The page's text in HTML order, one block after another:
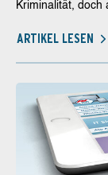
Kriminalität, doch
ARTIKEL LESEN